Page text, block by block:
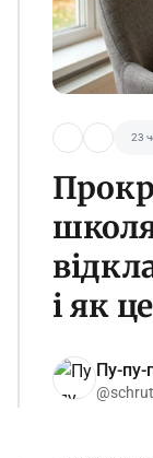
23
і як
Пу-пу-